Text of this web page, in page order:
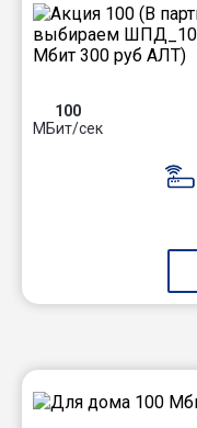
100
МБит/сек